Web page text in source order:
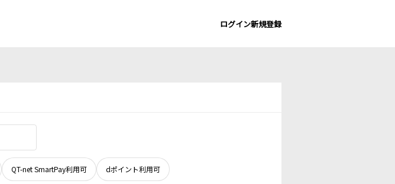
ログイン新規登録
QT-net SmartPay利用可 dポイント利用可